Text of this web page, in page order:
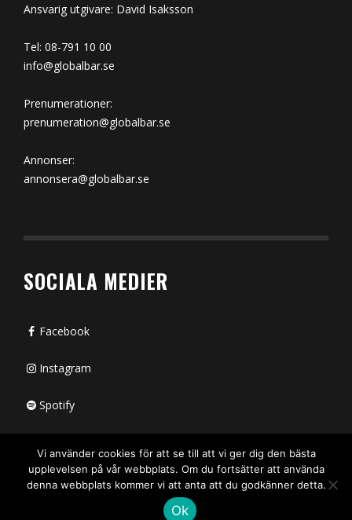
Ansvarig utgivare: David Isaksson
Tel: 08-791 10 00
info@globalbar.se
Prenumerationer:
prenumeration@globalbar.se
Annonser:
annonsera@globalbar.se
SOCIALA MEDIER
Facebook
Instagram
Spotify
X (passiv)
Vi använder cookies för att se till att vi ger dig den bästa
upplevelsen på vår webbplats. Om du fortsätter att använda
denna webbplats kommer vi att anta att du godkänner detta.
Ok